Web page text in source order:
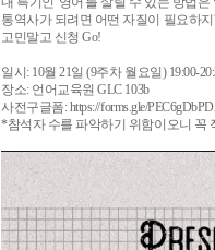
통역사가 되려면 어떤 자질이 필요하
고민말고 신청 Go!
일시: 10월 21일 (9주차 월요일) 19:00-
장소: 언어교육원 GLC 103b
사전구글폼: https://forms.gle/
*참석자 수를 파악하기 위함이오니 꼭